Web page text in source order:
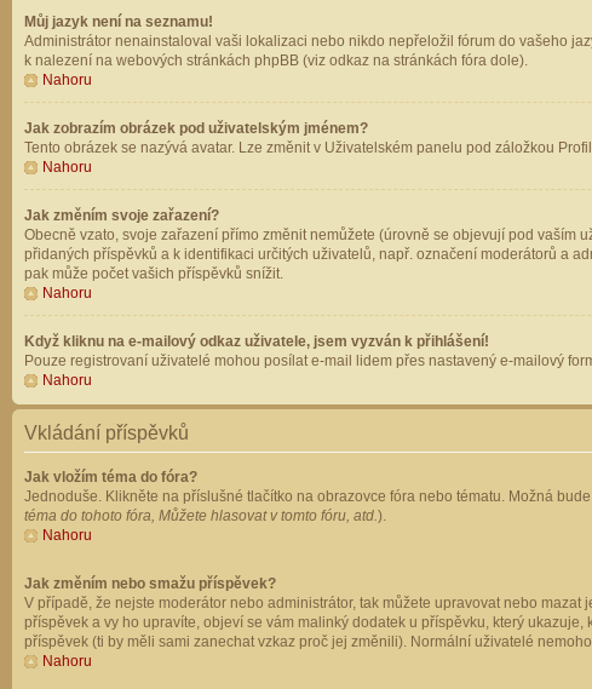
Můj jazyk není na seznamu!
Administrátor nenainstaloval vaši lokalizaci nebo nikdo nepřeložil fórum do vašeho
k nalezení na webových stránkách phpBB (viz odkaz na stránkách fóra dole).
Nahoru
Jak zobrazím obrázek pod uživatelským jménem?
Tento obrázek se nazývá avatar. Lze změnit v Uživatelském panelu pod záložkou
Nahoru
Jak změním svoje zařazení?
Obecně vzato, svoje zařazení přímo změnit nemůžete (úrovně se objevují pod vaším
přidaných příspěvků a k identifikaci určitých uživatelů, např. označení moderátorů a
pak může počet vašich příspěvků snížit.
Nahoru
Když kliknu na e-mailový odkaz uživatele, jsem vyzván k přihlášení!
Pouze registrovaní uživatelé mohou posílat e-mail lidem přes nastavený e-mailový
Nahoru
Vkládání příspěvků
Jak vložím téma do fóra?
Jednoduše. Klikněte na příslušné tlačítko na obrazovce fóra nebo tématu. Možná
téma do tohoto fóra, Můžete hlasovat v tomto fóru, atd.).
Nahoru
Jak změním nebo smažu příspěvek?
V případě, že nejste moderátor nebo administrátor, tak můžete upravovat nebo
příspěvek a vy ho upravíte, objeví se vám malinký dodatek u příspěvku, který
příspěvek (ti by měli sami zanechat vzkaz proč jej změnili). Normální uživatelé
Nahoru